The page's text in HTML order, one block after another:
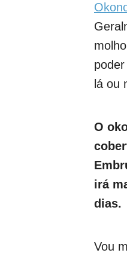
lá ou
O
irá
dias.
Vou